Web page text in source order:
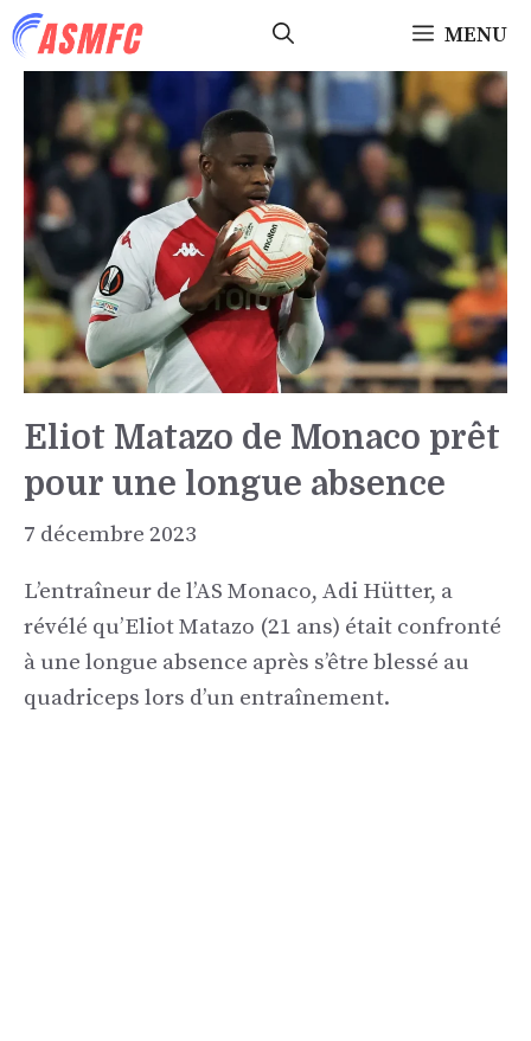
Aller
au
MENU
Eliot Matazo de Monaco prêt
pour une longue absence
7 décembre 2023
L’entraîneur de l’AS Monaco, Adi Hütter, a
révélé qu’Eliot Matazo (21 ans) était confronté
à une longue absence après s’être blessé au
quadriceps lors d’un entraînement.